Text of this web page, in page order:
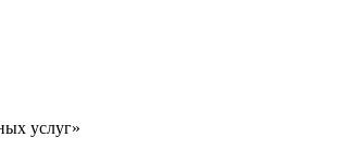
услуг»